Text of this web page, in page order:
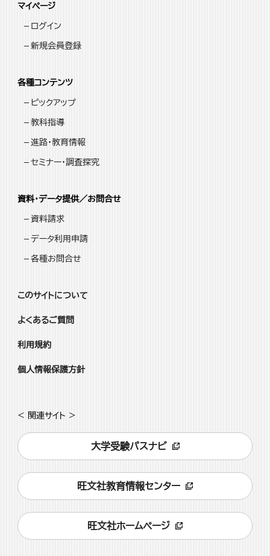
マイページ
ログイン
新規会員登録
各種コンテンツ
ピックアップ
教科指導
進路・教育情報
セミナー・調査探究
資料・データ提供／お問合せ
資料請求
データ利用申請
各種お問合せ
このサイトについて
よくあるご質問
利用規約
個人情報保護方針
< 関連サイト >
大学受験パスナビ
旺文社教育情報センター
旺文社ホームページ